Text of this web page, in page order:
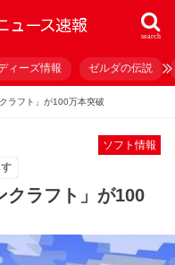
search
ィーズ情報 ゼルダの伝説
ラフト」が100万本突破
ソフト情報
クラフト」が100